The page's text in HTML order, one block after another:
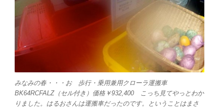
みなみの春・・・お 歩行・乗用兼用クローラ運搬車
BK64RCFALZ（セル付き）価格￥932,400 こっち見てやっとわか
りました。はるおさんは運搬車だったのです。ということはまさ